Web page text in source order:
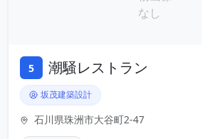
5 潮騒レストラン
坂茂建築設計
石川県珠洲市大谷町2-47